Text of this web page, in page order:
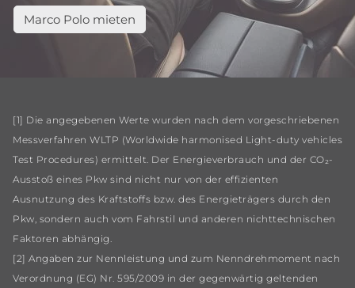
Marco Polo mieten
[1] Die angegebenen Werte wurden nach dem vorgeschriebenen
Messverfahren WLTP (Worldwide harmonised Light-duty vehicles
Test Procedures) ermittelt. Der Energieverbrauch und der CO₂-
Ausstoß eines Pkw sind nicht nur von der effizienten
Ausnutzung des Kraftstoffs bzw. des Energieträgers durch den
Pkw, sondern auch vom Fahrstil und anderen nichttechnischen
Faktoren abhängig.
[2] Angaben zur Nennleistung und zum Nenndrehmoment nach
Verordnung (EG) Nr. 595/2009 in der gegenwärtig geltenden